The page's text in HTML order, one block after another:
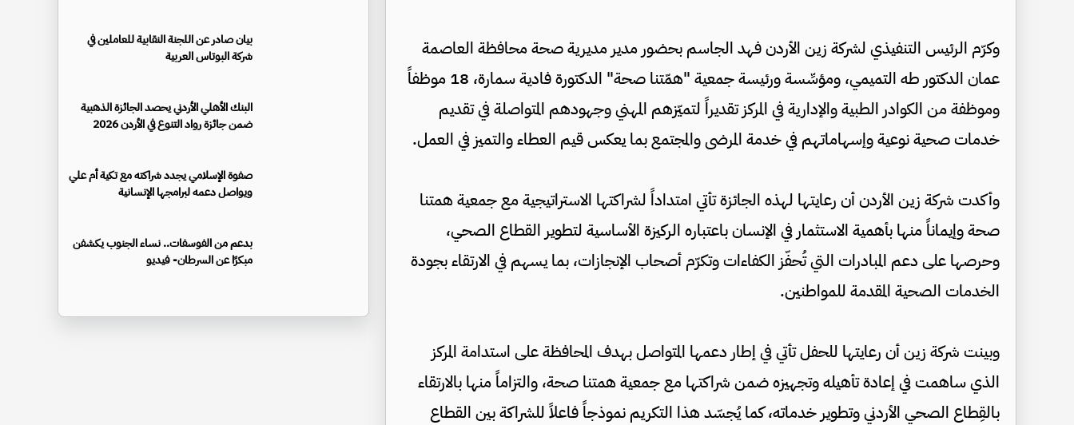
وكرّم الرئيس التنفيذي لشركة زين الأردن فهد الجاسم بحضور مدير مديرية صحة محافظة العاصمة
عمان الدكتور طه التميمي، ومؤسِّسة ورئيسة جمعية "همّتنا صحة" الدكتورة فادية سمارة، 18 موظفاً
وموظفة من الكوادر الطبية والإدارية في المركز تقديراً لتميّزهم المهني وجهودهم المتواصلة في تقديم
خدمات صحية نوعية وإسهاماتهم في خدمة المرضى والمجتمع بما يعكس قيم العطاء والتميز في العمل.
وأكدت شركة زين الأردن أن رعايتها لهذه الجائزة تأتي امتداداً لشراكتها الاستراتيجية مع جمعية همتنا
صحة وإيماناً منها بأهمية الاستثمار في الإنسان باعتباره الركيزة الأساسية لتطوير القطاع الصحي،
وحرصها على دعم المبادرات التي تُحفّز الكفاءات وتكرّم أصحاب الإنجازات، بما يسهم في الارتقاء بجودة
الخدمات الصحية المقدمة للمواطنين.
وبينت شركة زين أن رعايتها للحفل تأتي في إطار دعمها المتواصل بهدف المحافظة على استدامة المركز
الذي ساهمت في إعادة تأهيله وتجهيزه ضمن شراكتها مع جمعية همتنا صحة، والتزاماً منها بالارتقاء
بالقِطاع الصحي الأردني وتطوير خدماته، كما يُجسّد هذا التكريم نموذجاً فاعلاً للشراكة بين القطاع
بيان صادر عن اللجنة النقابية للعاملين في
شركة البوتاس العربية
البنك الأهلي الأردني يحصد الجائزة الذهبية
ضمن جائزة رواد التنوع في الأردن 2026
صفوة الإسلامي يجدد شراكته مع تكية أم علي
ويواصل دعمه لبرامجها الإنسانية
بدعم من الفوسفات.. نساء الجنوب يكشفن
مبكرًا عن السرطان- فيديو